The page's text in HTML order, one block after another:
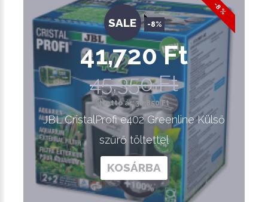
-8 %
SALE -8%
41,720 Ft
45,350 Ft
Nettó ár: 32,850 Ft
JBL CristalProfi e402 Greenline Külső
szűrő töltettel
KOSÁRBA